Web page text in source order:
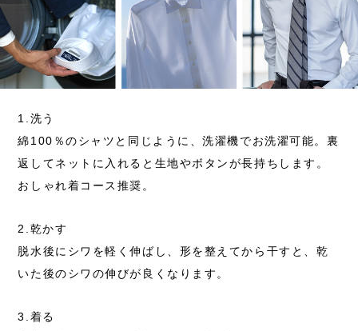
1.洗う
綿100％のシャツと同じように、洗濯機でお洗濯可能。 裏
返してネットに入れると生地やボタンが長持ちします。
おしゃれ着コース推奨。
2.乾かす
脱水後にシワを軽く伸ばし、形を整えてから干すと、 乾
いた後のシワの伸びが良くなります。
3.着る